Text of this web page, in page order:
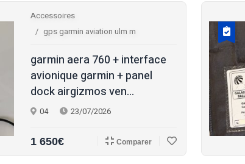
Accessoires
gps garmin aviation ulm m
garmin aera 760 + interface
avionique garmin + panel
dock airgizmos ven...
04 23/07/2026
1 650€ Comparer